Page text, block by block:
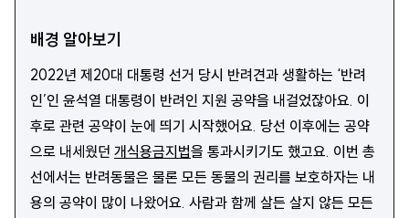
배경 알아보기
2022년 제20대 대통령 선거 당시 반려견과 생활하는 ‘반려
인’인 윤석열 대통령이 반려인 지원 공약을 내걸었잖아요. 이
후로 관련 공약이 눈에 띄기 시작했어요. 당선 이후에는 공약
으로 내세웠던 개식용금지법을 통과시키기도 했고요. 이번 총
선에서는 반려동물은 물론 모든 동물의 권리를 보호하자는 내
용의 공약이 많이 나왔어요. 사람과 함께 살든 살지 않든 모든